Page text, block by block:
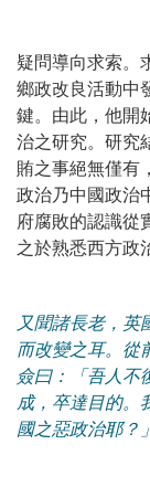
疑問導向求索。
鄉政改良活動中
鍵。由此，他開
治之研究。研究
賄之事絕無僅有
政治乃中國政治
府腐敗的認識從
之於熟悉西方政
又聞諸長老，英
而改變之耳。從
僉曰：「吾人不
成，卒達目的。
國之惡政治耶？」